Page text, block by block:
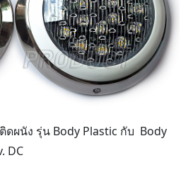
ดผนัง รุ่น Body Plastic กับ Body
DC